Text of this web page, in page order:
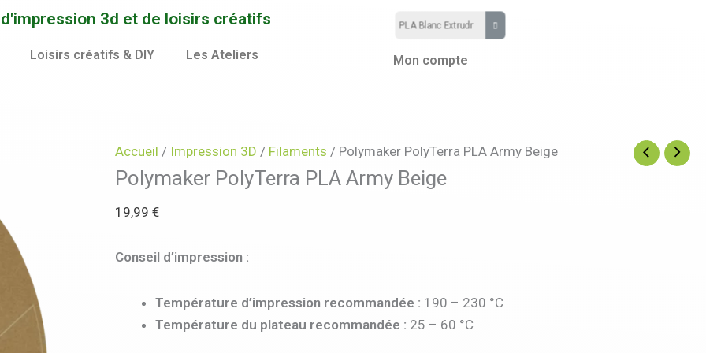
3d et de loisirs créatifs
Loisirs créatifs & DIY Les Ateliers Mon compte
Accueil / Impression 3D / Filaments / Polymaker PolyTerra PLA Army Beige
Polymaker PolyTerra PLA Army Beige
19,99 €
Conseil d’impression :
Température d’impression recommandée : 190 – 230 °C
Température du plateau recommandée : 25 – 60 °C